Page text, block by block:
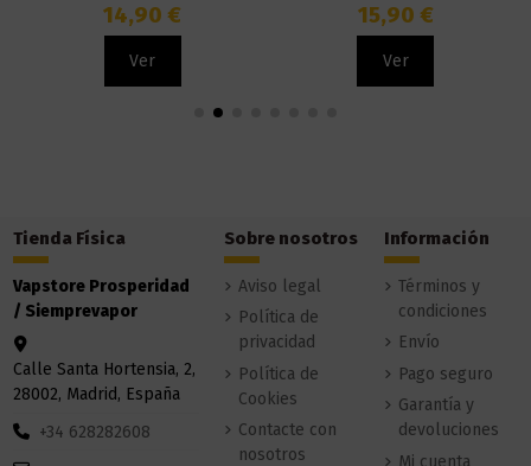
14,90 €
Ver
15,90 €
Ver
Tienda Física
Vapstore Prosperidad
/ Siemprevapor
Calle Santa Hortensia, 2,
28002, Madrid, España
+34 628282608
Sobre nosotros
Aviso legal
Política de
privacidad
Política de
Cookies
Contacte con
nosotros
Información
Términos y
condiciones
Envío
Pago seguro
Garantía y
devoluciones
Mi cuenta